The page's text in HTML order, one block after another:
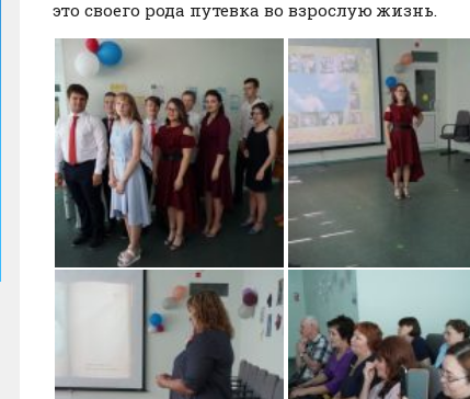
это своего рода путевка во взрослую жизнь.